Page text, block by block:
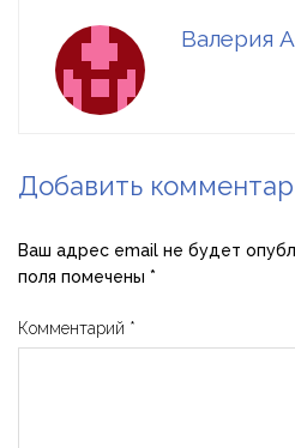
Валерия
Добавить
Ваш адрес email не будет
поля помечены *
Комментарий *